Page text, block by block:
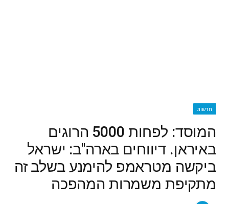
חדשות
המוסד: לפחות 5000 הרוגים
באיראן. דיווחים בארה"ב: ישראל
ביקשה מטראמפ להימנע בשלב זה
מתקיפת משמרות המהפכה